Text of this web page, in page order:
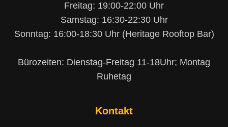
Freitag: 19:00-22:00 Uhr
Samstag: 16:30-22:30 Uhr
Sonntag: 16:00-18:30 Uhr (Heritage Rooftop Bar)
Bürozeiten: Dienstag-Freitag 11-18Uhr; Montag
Ruhetag
Kontakt